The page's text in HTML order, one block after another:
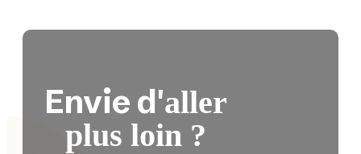
Envie d'aller
plus loin ?